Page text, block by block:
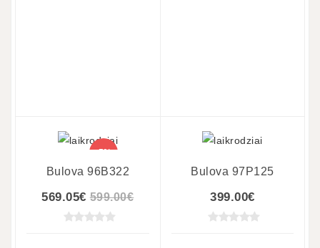
-5%
Bulova 96B322
569.05€ 599.00€
Bulova 97P125
399.00€